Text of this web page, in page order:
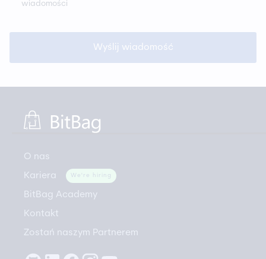
wiadomości
O nas
Kariera
We're hiring
BitBag Academy
Kontakt
Zostań naszym Partnerem